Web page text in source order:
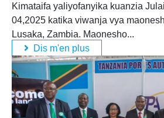
Kimataifa yaliyofanyika kuanzia
04,2025 katika viwanja vya
Lusaka, Zambia. Maonesho...
Dis m'en plus